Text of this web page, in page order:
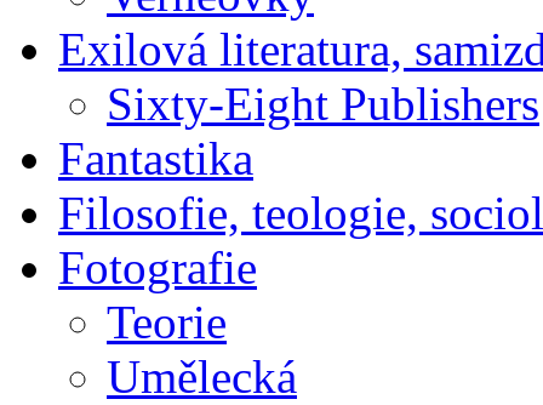
Exilová literatura,
Sixty-Eight Publishers
Fantastika
Filosofie, teologie,
Fotografie
Teorie
Umělecká